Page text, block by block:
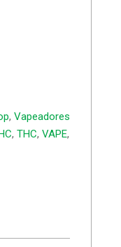
,Vapeadores
,THC,VAPE,